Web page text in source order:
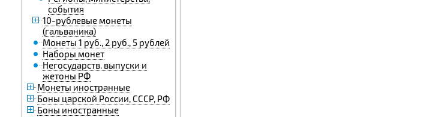
события
10-рублевые монеты
(гальваника)
Монеты 1 руб., 2 руб., 5 рублей
Наборы монет
Негосударств. выпуски и
жетоны РФ
Монеты иностранные
Боны царской России, СССР, РФ
Боны иностранные